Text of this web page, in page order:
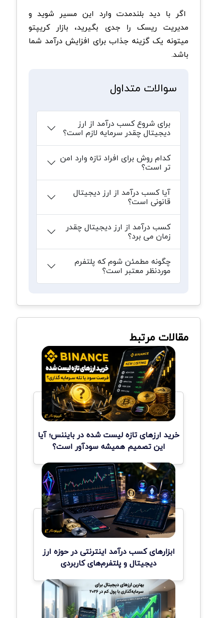
اگر با دید بلندمدت وارد این مسیر شوید و
مدیریت ریسک را جدی بگیرید، بازار کریپتو
میتونه یک گزینه جذاب برای افزایش درآمد شما
باشد.
سوالات متداول
برای شروع کسب درآمد از ارز
دیجیتال چقدر سرمایه لازم است؟
کدام روش برای افراد تازه وارد امن
تر است؟
آیا کسب درآمد از ارز دیجیتال
قانونی است؟
کسب درآمد از ارز دیجیتال چقدر
زمان می برد؟
چگونه مطمئن شوم که پلتفرم
موردنظر معتبر است؟
مقالات مرتبط
خرید ارزهای تازه لیست شده در بایننس؛ آیا
این تصمیم همیشه سودآور است؟
ابزارهای کسب درآمد اینترنتی در حوزه ارز
دیجیتال و پلتفرم‌های کاربردی